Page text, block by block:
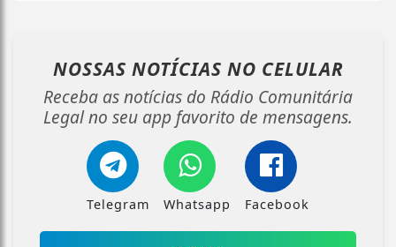
NOSSAS NOTÍCIAS NO CELULAR
Receba as notícias do Rádio Comunitária
Legal no seu app favorito de mensagens.
Telegram Whatsapp Facebook